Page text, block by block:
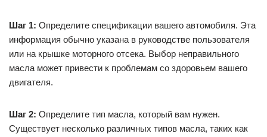
Шаг 1: Определите спецификации вашего автомобиля. Эта
информация обычно указана в руководстве пользователя
или на крышке моторного отсека. Выбор неправильного
масла может привести к проблемам со здоровьем вашего
двигателя.
Шаг 2: Определите тип масла, который вам нужен.
Существует несколько различных типов масла, таких как